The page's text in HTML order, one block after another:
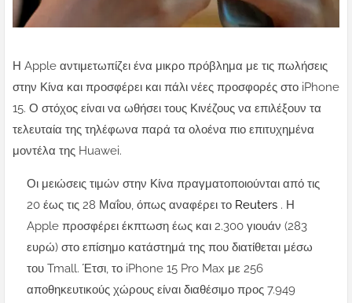
Η Apple αντιμετωπίζει ένα μικρο πρόβλημα με τις πωλήσεις
στην Κίνα και προσφέρει και πάλι νέες προσφορές στο iPhone
15. Ο στόχος είναι να ωθήσει τους Κινέζους να επιλέξουν τα
τελευταία της τηλέφωνα παρά τα ολοένα πιο επιτυχημένα
μοντέλα της Huawei.
Οι μειώσεις τιμών στην Κίνα πραγματοποιούνται από τις
20 έως τις 28 Μαΐου, όπως αναφέρει το Reuters . Η
Apple προσφέρει έκπτωση έως και 2.300 γιουάν (283
ευρώ) στο επίσημο κατάστημά της που διατίθεται μέσω
του Tmall. Έτσι, το iPhone 15 Pro Max με 256
αποθηκευτικούς χώρους είναι διαθέσιμο προς 7.949